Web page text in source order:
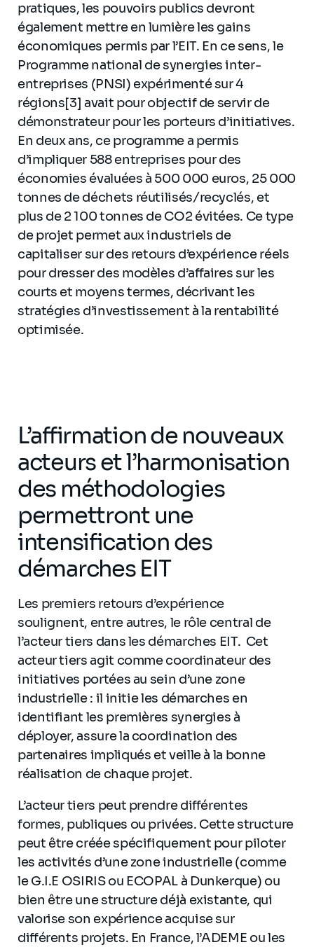
pratiques, les pouvoirs publics devront
également mettre en lumière les gains
économiques permis par l’EIT. En ce sens, le
Programme national de synergies inter-
entreprises (PNSI) expérimenté sur 4
régions[3] avait pour objectif de servir de
démonstrateur pour les porteurs d’initiatives.
En deux ans, ce programme a permis
d’impliquer 588 entreprises pour des
économies évaluées à 500 000 euros, 25 000
tonnes de déchets réutilisés/recyclés, et
plus de 2 100 tonnes de CO2 évitées. Ce type
de projet permet aux industriels de
capitaliser sur des retours d’expérience réels
pour dresser des modèles d’affaires sur les
courts et moyens termes, décrivant les
stratégies d’investissement à la rentabilité
optimisée.
L’affirmation de nouveaux
acteurs et l’harmonisation
des méthodologies
permettront une
intensification des
démarches EIT
Les premiers retours d’expérience
soulignent, entre autres, le rôle central de
l’acteur tiers dans les démarches EIT. Cet
acteur tiers agit comme coordinateur des
initiatives portées au sein d’une zone
industrielle : il initie les démarches en
identifiant les premières synergies à
déployer, assure la coordination des
partenaires impliqués et veille à la bonne
réalisation de chaque projet.
L’acteur tiers peut prendre différentes
formes, publiques ou privées. Cette structure
peut être créée spécifiquement pour piloter
les activités d’une zone industrielle (comme
le G.I.E OSIRIS ou ECOPAL à Dunkerque) ou
bien être une structure déjà existante, qui
valorise son expérience acquise sur
différents projets. En France, l’ADEME ou les